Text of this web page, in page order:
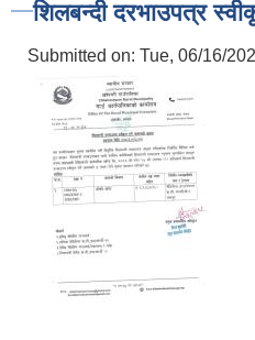
शिलबन्दी दरभाउपत्र
Submitted on: Tue, 06/16/